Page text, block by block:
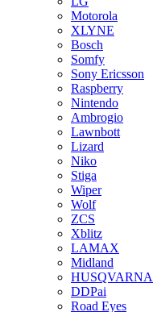
Motorola
XLYNE
Bosch
Somfy
Sony Ericsson
Raspberry
Nintendo
Ambrogio
Lawnbott
Lizard
Niko
Stiga
Wiper
Wolf
ZCS
Xblitz
LAMAX
Midland
HUSQVARNA
DDPai
Road Eyes